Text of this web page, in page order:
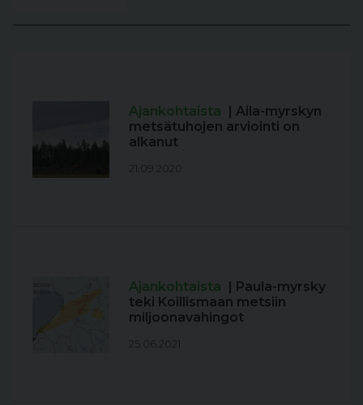
Ajankohtaista
| Aila-myrskyn
metsätuhojen arviointi on
alkanut
21.09.2020
Ajankohtaista
| Paula-myrsky
teki Koillismaan metsiin
miljoonavahingot
25.06.2021